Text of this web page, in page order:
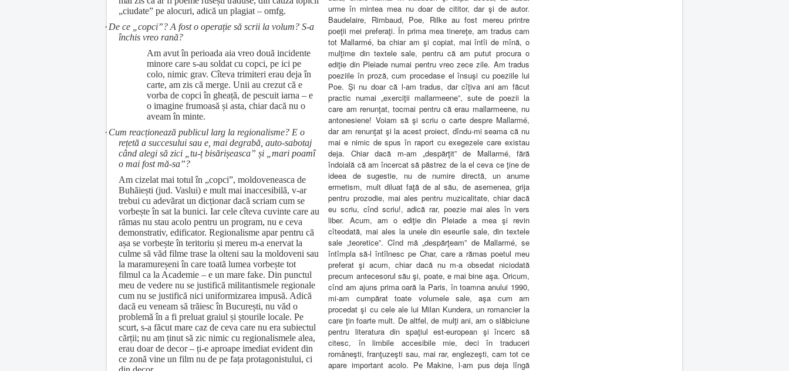
„ciudate” pe alocuri, adică un plagiat – omfg.
·De ce „copci”? A fost o operație să scrii la volum? S-a
închis vreo rană?
Am avut în perioada aia vreo două incidente
minore care s-au soldat cu copci, pe ici pe
colo, nimic grav. Cîteva trimiteri erau deja în
carte, am zis că merge. Unii au crezut că e
vorba de copci în gheață, de pescuit iarna – e
o imagine frumoasă și asta, chiar dacă nu o
aveam în minte.
· Cum reacționează publicul larg la regionalisme? E o
rețetă a succesului sau e, mai degrabă, auto-sabotaj
când alegi să zici „tu-ț bisărișeasca” și „mari poamî
o mai fost mă-sa”?
Am cizelat mai totul în „copci”, moldoveneasca de
Buhăiești (jud. Vaslui) e mult mai inaccesibilă, v-ar
trebui cu adevărat un dicționar dacă scriam cum se
vorbește în sat la bunici. Iar cele cîteva cuvinte care au
rămas nu stau acolo pentru un program, nu e ceva
demonstrativ, edificator. Regionalisme apar pentru că
așa se vorbește în teritoriu și mereu m-a enervat la
culme să văd filme trase la olteni sau la moldoveni sau
la maramureșeni în care toată lumea vorbește tot
filmul ca la Academie – e un mare fake. Din punctul
meu de vedere nu se justifică militantismele regionale
cum nu se justifică nici uniformizarea impusă. Adică
dacă eu veneam să trăiesc în București, nu văd o
problemă în a fi preluat graiul și ștourile locale. Pe
scurt, s-a făcut mare caz de ceva care nu era subiectul
cărții; nu am ținut să zic nimic cu regionalismele alea,
erau doar de decor – ți-e aproape imediat evident din
ce zonă vine un film nu de pe fața protagonistului, ci
urme în mintea mea nu doar de cititor, dar şi de autor.
Baudelaire, Rimbaud, Poe, Rilke au fost mereu printre
poeţii mei preferaţi. În prima mea tinereţe, am tradus cam
tot Mallarmé, ba chiar am şi copiat, mai întîi de mînă, o
mulţime din textele sale, pentru că am putut procura o
ediţie din Pleiade numai pentru vreo zece zile. Am tradus
poeziile în proză, cum procedase el însuşi cu poeziile lui
Poe. Şi nu doar că l-am tradus, dar cîţiva ani am făcut
practic numai „exerciţii mallarmeene”, sute de poezii la
care am renunţat, tocmai pentru că erau mallarmeene, nu
antonesiene! Voiam să şi scriu o carte despre Mallarmé,
dar am renunţat şi la acest proiect, dîndu-mi seama că nu
mai e nimic de spus în raport cu exegezele care existau
deja. Chiar dacă m-am „despărţit” de Mallarmé, fără
îndoială că am încercat să păstrez de la el ceva ce ţine de
ideea de sugestie, nu de numire directă, un anume
ermetism, mult diluat faţă de al său, de asemenea, grija
pentru prozodie, mai ales pentru muzicalitate, chiar dacă
eu scriu, cînd scriu!, adică rar, poezie mai ales în vers
liber. Acum, am o ediţie din Pleiade a mea şi revin
cîteodată, mai ales la unele din eseurile sale, din textele
sale „teoretice”. Cînd mă „despărţeam” de Mallarmé, se
întîmpla să-l întîlnesc pe Char, care a rămas poetul meu
preferat şi acum, chiar dacă nu m-a obsedat niciodată
precum antecesorul său şi, poate, e mai bine aşa. Oricum,
cînd am ajuns prima oară la Paris, în toamna anului 1990,
mi-am cumpărat toate volumele sale, aşa cum am
procedat şi cu cele ale lui Milan Kundera, un romancier la
care ţin foarte mult. De altfel, de mulţi ani, am o slăbiciune
pentru literatura din spaţiul est-european şi încerc să
citesc, în limbile accesibile mie, deci în traduceri
româneşti, franţuzeşti sau, mai rar, englezeşti, cam tot ce
apare important acolo. Pe Makine, l-am pus deja lîngă